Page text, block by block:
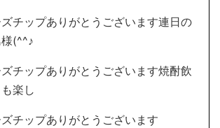
チップありがとうございます連日の
(^^♪
チップありがとうございます焼酎飲
楽し
チップありがとうございます